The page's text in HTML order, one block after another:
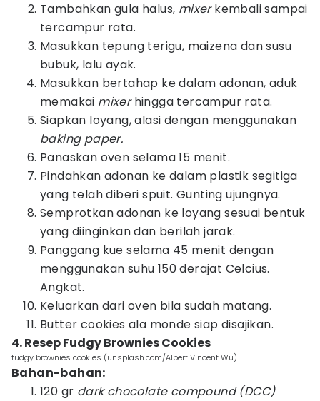
Tambahkan gula halus, mixerkembali sampai
tercampur rata.
Masukkan tepung terigu, maizena dan susu
bubuk, lalu ayak.
Masukkan bertahap ke dalam adonan, aduk
memakai mixerhingga tercampur rata.
Siapkan loyang, alasi dengan menggunakan
baking paper.
Panaskan oven selama 15 menit.
Pindahkan adonan ke dalam plastik segitiga
yang telah diberi spuit. Gunting ujungnya.
Semprotkan adonan ke loyang sesuai bentuk
yang diinginkan dan berilah jarak.
Panggang kue selama 45 menit dengan
menggunakan suhu 150 derajat Celcius.
Angkat.
Keluarkan dari oven bila sudah matang.
Butter cookies ala monde siap disajikan.
4. Resep Fudgy Brownies Cookies
fudgy brownies cookies (unsplash.com/Albert Vincent Wu)
Bahan-bahan:
120 gr dark chocolate compound (DCC)